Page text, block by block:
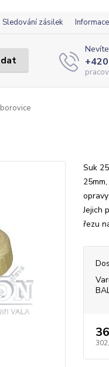
Sledování zásilek
Suk
Jejich
řezu